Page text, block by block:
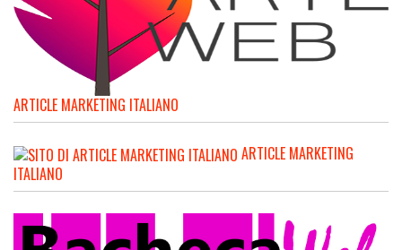
ARTICLE MARKETING ITALIANO
ARTICLE MARKETING
ITALIANO